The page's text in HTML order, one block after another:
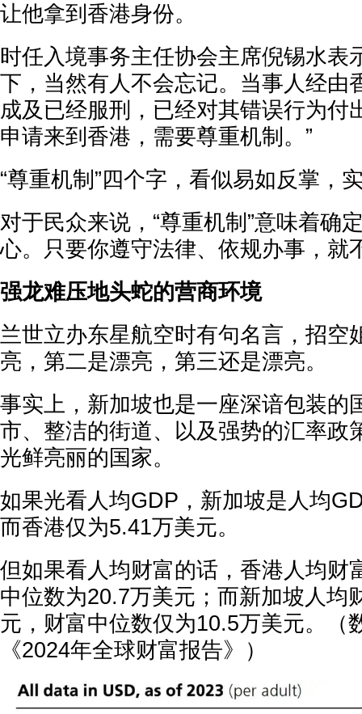
让他拿到香港身份。
时任入境事务主任协会主席倪锡水表
下，当然有人不会忘记。当事人经由
成及已经服刑，已经对其错误行为付
申请来到香港，需要尊重机制。”
“尊重机制”四个字，看似易如反掌，
对于民众来说，“尊重机制”意味着确
心。只要你遵守法律、依规办事，就
强龙难压地头蛇的营商环境
兰世立办东星航空时有句名言，招空
亮，第二是漂亮，第三还是漂亮。
事实上，新加坡也是一座深谙包装的
市、整洁的街道、以及强势的汇率政
光鲜亮丽的国家。
如果光看人均GDP，新加坡是人均
而香港仅为5.41万美元。
但如果看人均财富的话，香港人均财
中位数为20.7万美元；而新加坡人均
元，财富中位数仅为10.5万美元。（
《2024年全球财富报告》）